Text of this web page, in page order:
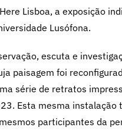
Lisboa, a exposição
Lusófona.
escuta e
paisagem foi
série de retratos
Esta mesma
participantes da